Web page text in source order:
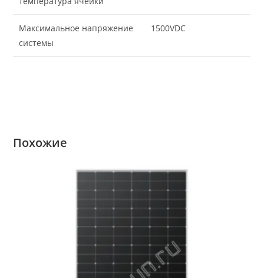
Максимальное напряжение
системы
1500VDC
Похожие